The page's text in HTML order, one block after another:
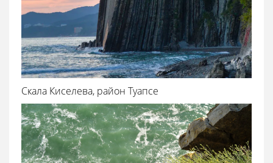
Скала Киселева, район Туапсе